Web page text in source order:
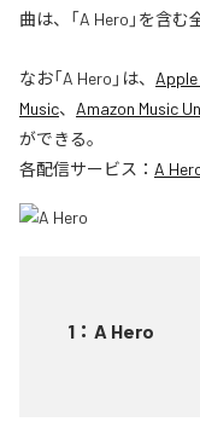
曲は、「A Hero」を含む
なお「A Hero 」は、
Music、 Amazon Music
ができる。
各配信サービス： A
1 ： A Hero